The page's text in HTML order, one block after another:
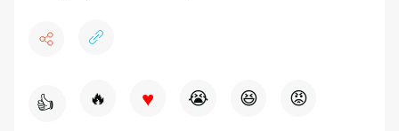
👍 🔥 ♥ 😭 😆 😡